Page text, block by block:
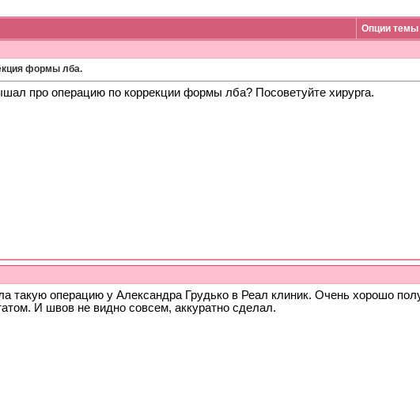
Опции темы
формы лба.
про операцию по коррекции формы лба? Посоветуйте хирурга.
такую операцию у Александра Грудько в Реал клиник. Очень хорошо
И швов не видно совсем, аккуратно сделал.